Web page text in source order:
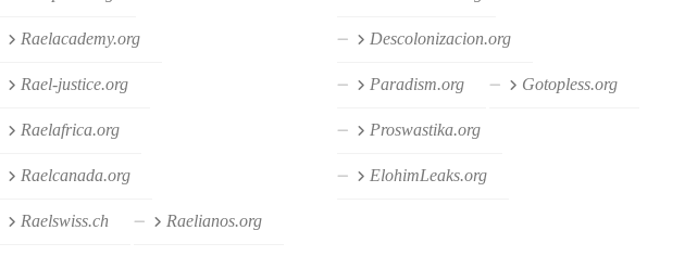
Raelacademy.org
Rael-justice.org
Raelafrica.org
Raelcanada.org
Raelswiss.ch Raelianos.org
Descolonizacion.org
Paradism.org Gotopless.org
Proswastika.org
ElohimLeaks.org